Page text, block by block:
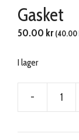
Gasket
50.00 kr (40.00
I lager
-